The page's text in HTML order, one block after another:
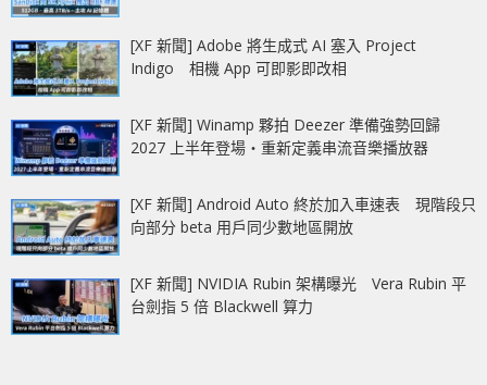
[XF 新聞] Adobe 將生成式 AI 塞入 Project
Indigo 相機 App 可即影即改相
[XF 新聞] Winamp 夥拍 Deezer 準備強勢回歸
2027 上半年登場‧重新定義串流音樂播放器
[XF 新聞] Android Auto 終於加入車速表 現階段只
向部分 beta 用戶同少數地區開放
[XF 新聞] NVIDIA Rubin 架構曝光 Vera Rubin 平
台劍指 5 倍 Blackwell 算力